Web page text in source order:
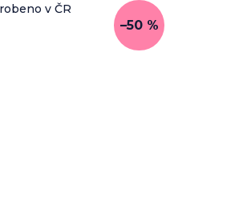
v ČR
–50 %